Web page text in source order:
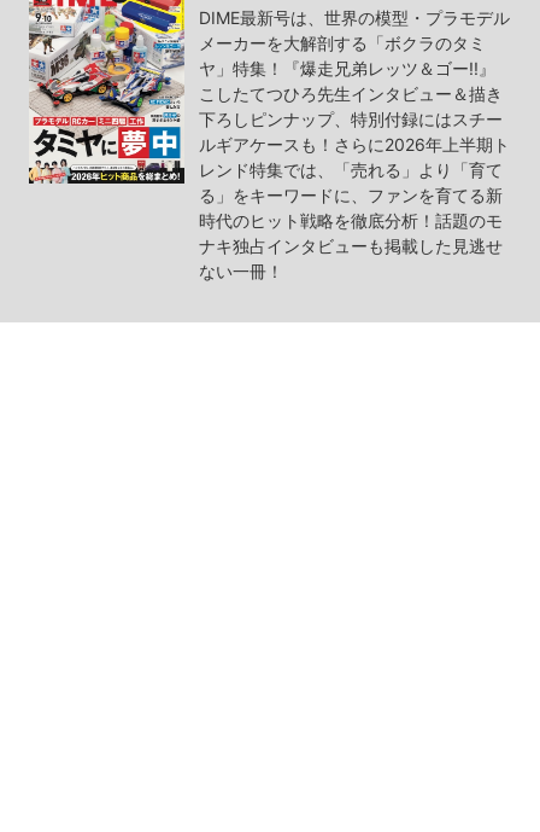
DIME最新号は、世界の模型・プラモデル
メーカーを大解剖する「ボクラのタミ
ヤ」特集！『爆走兄弟レッツ＆ゴー!!』
こしたてつひろ先生インタビュー＆描き
下ろしピンナップ、特別付録にはスチー
ルギアケースも！さらに2026年上半期ト
レンド特集では、「売れる」より「育て
る」をキーワードに、ファンを育てる新
時代のヒット戦略を徹底分析！話題のモ
ナキ独占インタビューも掲載した見逃せ
ない一冊！